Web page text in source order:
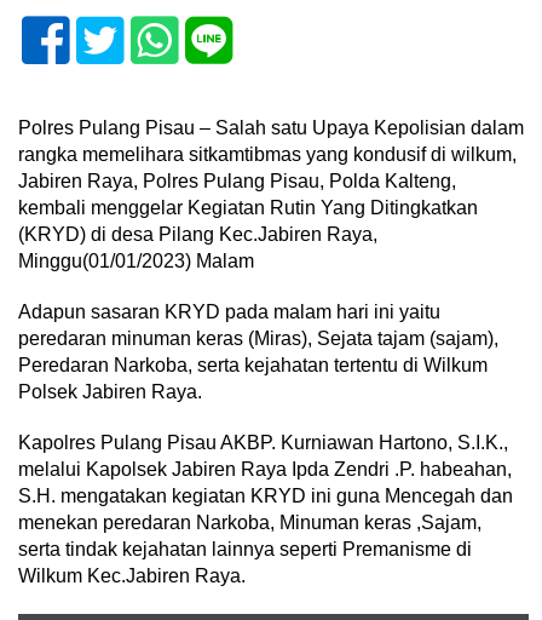
Polres Pulang Pisau – Salah satu Upaya Kepolisian dalam
rangka memelihara sitkamtibmas yang kondusif di wilkum,
Jabiren Raya, Polres Pulang Pisau, Polda Kalteng,
kembali menggelar Kegiatan Rutin Yang Ditingkatkan
(KRYD) di desa Pilang Kec.Jabiren Raya,
Minggu(01/01/2023) Malam
Adapun sasaran KRYD pada malam hari ini yaitu
peredaran minuman keras (Miras), Sejata tajam (sajam),
Peredaran Narkoba, serta kejahatan tertentu di Wilkum
Polsek Jabiren Raya.
Kapolres Pulang Pisau AKBP. Kurniawan Hartono, S.I.K.,
melalui Kapolsek Jabiren Raya Ipda Zendri .P. habeahan,
S.H. mengatakan kegiatan KRYD ini guna Mencegah dan
menekan peredaran Narkoba, Minuman keras ,Sajam,
serta tindak kejahatan lainnya seperti Premanisme di
Wilkum Kec.Jabiren Raya.